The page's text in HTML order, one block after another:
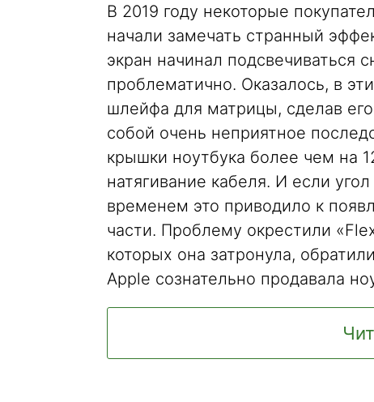
В 2019 году некоторые
начали замечать странный
экран начинал подсвечиваться
проблематично. Оказалось, в
шлейфа для матрицы, сделав
собой очень неприятное
крышки ноутбука более чем на
натягивание кабеля. И если
временем это приводило к
части. Проблему окрестили
которых она затронула,
Apple сознательно продавала